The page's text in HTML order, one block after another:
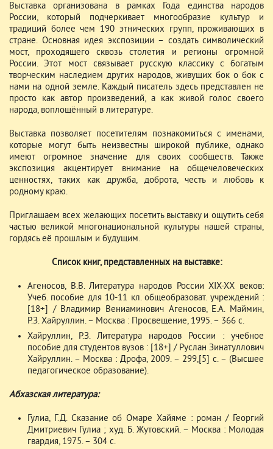
Выставка организована в рамках Года единства народов
России, который подчеркивает многообразие культур и
традиций более чем 190 этнических групп, проживающих в
стране. Основная идея экспозиции – создать символический
мост, проходящего сквозь столетия и регионы огромной
России. Этот мост связывает русскую классику с богатым
творческим наследием других народов, живущих бок о бок с
нами на одной земле. Каждый писатель здесь представлен не
просто как автор произведений, а как живой голос своего
народа, воплощённый в литературе.
Выставка позволяет посетителям познакомиться с именами,
которые могут быть неизвестны широкой публике, однако
имеют огромное значение для своих сообществ. Также
экспозиция акцентирует внимание на общечеловеческих
ценностях, таких как дружба, доброта, честь и любовь к
родному краю.
Приглашаем всех желающих посетить выставку и ощутить себя
частью великой многонациональной культуры нашей страны,
гордясь её прошлым и будущим.
Список книг, представленных на выставке:
Агеносов, В.В. Литература народов России XIX-XX веков:
Учеб. пособие для 10-11 кл. общеобразоват. учреждений :
[18+] / Владимир Вениаминович Агеносов, Е.А. Маймин,
Р.З. Хайруллин. – Москва : Просвещение, 1995. – 366 с.
Хайруллин, Р.З. Литература народов России : учебное
пособие для студентов вузов : [18+] / Руслан Зинатуллович
Хайруллин. – Москва : Дрофа, 2009. – 299,[5] с. – (Высшее
педагогическое образование).
Абхазская литература:
Гулиа, Г.Д. Сказание об Омаре Хайяме : роман / Георгий
Дмитриевич Гулиа ; худ. Б. Жутовский. – Москва : Молодая
гвардия, 1975. – 304 с.